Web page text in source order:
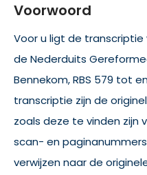
Voorwoord
Voor u ligt de
de Nederduits
Bennekom, RBS 579 tot
transcriptie zijn de
zoals deze te vinden zijn
scan- en
verwijzen naar de